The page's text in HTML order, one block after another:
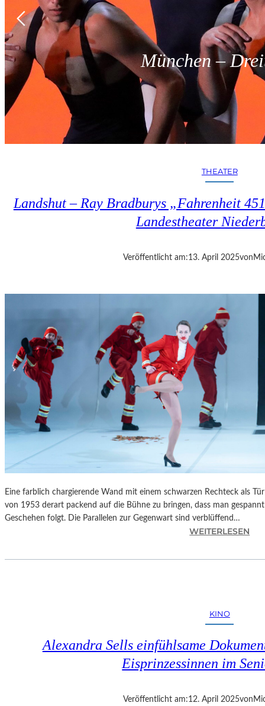
München –
THEATER
Landshut – Ray Bradburys „Fahrenheit
Landestheater
Veröffentlicht am:13. April 2025von
Eine farblich chargierende Wand mit einem schwarzen Rechteck als
von 1953 derart packend auf die Bühne zu bringen, dass man
Geschehen folgt. Die Parallelen zur Gegenwart sind verblüffend…
WEITERLESEN
–
R
A
B
KINO
Alexandra Sells einfühlsame
Eisprinzessinnen im
Veröffentlicht am:12. April 2025von